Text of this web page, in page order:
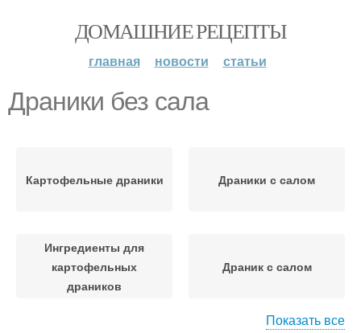
ДОМАШНИЕ РЕЦЕПТЫ
главная новости статьи
Драники без сала
Картофельные драники Драники с салом
Ингредиенты для
картофельных
драников
Драник с салом
Показать все